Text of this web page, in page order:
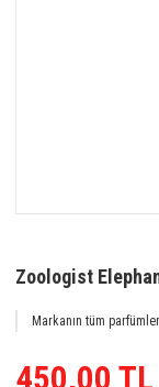
Zoologist
Markanın tüm
450,00 TL